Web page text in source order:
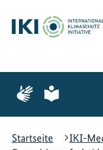
Hauptinhalt
springen
Suche
springen
Hauptnavigation
springen
Zur
Seite
Gebärdensprache
Zur
Seite
leichte
Startseite
IKI-